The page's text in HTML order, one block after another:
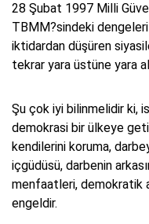
28 Şubat 1997 Milli
TBMM?sindeki
iktidardan düşüren
tekrar yara üstüne yara
Şu çok iyi bilinmelidir ki,
demokrasi bir ülkeye
kendilerini koruma,
içgüdüsü, darbenin
menfaatleri, demokratik
engeldir.